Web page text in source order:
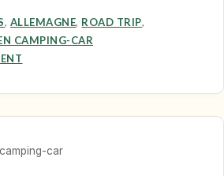
, ALLEMAGNE, ROAD TRIP,
CAMPING-CAR
car